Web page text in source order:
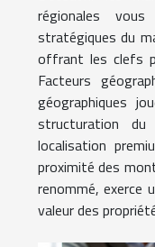
régionales
stratégiques du
offrant les clefs
Facteurs
géographiques
structuration du
localisation
proximité des
renommé,
valeur des